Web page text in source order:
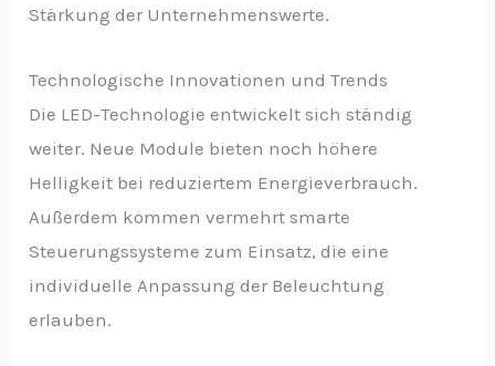
Stärkung der Unternehmenswerte.
Technologische Innovationen und Trends
Die LED-Technologie entwickelt sich ständig
weiter. Neue Module bieten noch höhere
Helligkeit bei reduziertem Energieverbrauch.
Außerdem kommen vermehrt smarte
Steuerungssysteme zum Einsatz, die eine
individuelle Anpassung der Beleuchtung
erlauben.